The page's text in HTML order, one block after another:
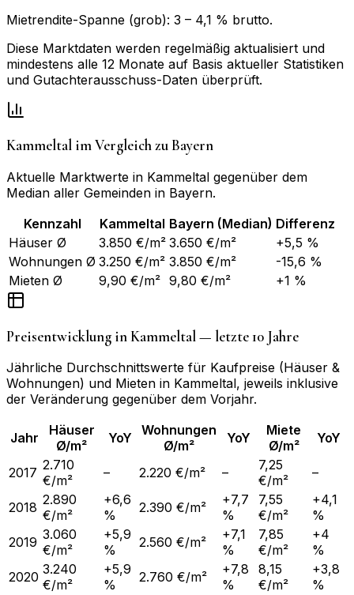
Mietrendite-Spanne (grob): 3 – 4,1 % brutto.
Diese Marktdaten werden regelmäßig aktualisiert und
mindestens alle 12 Monate auf Basis aktueller Statistiken
und Gutachterausschuss-Daten überprüft.
Kammeltal im Vergleich zuBayern
Aktuelle Marktwerte in Kammeltal gegenüber dem
Median aller Gemeinden in Bayern.
Kennzahl
Kammeltal Bayern (Median) Differenz
Häuser Ø
3.850 €/m² 3.650 €/m²
+5,5 %
Wohnungen Ø 3.250 €/m² 3.850 €/m²
-15,6 %
Mieten Ø
9,90 €/m² 9,80 €/m² +1 %
Preisentwicklung inKammeltal— letzte 10 Jahre
Jährliche Durchschnittswerte für Kaufpreise (Häuser &
Wohnungen) und Mieten in Kammeltal, jeweils inklusive
der Veränderung gegenüber dem Vorjahr.
Jahr
Häuser
Ø/m²
YoY
Wohnungen
Ø/m²
YoY
Miete
Ø/m²
YoY
2017 2.710
€/m²
– 2.220 €/m² –
7,25
€/m²
–
2018 2.890
€/m²
+6,6
%
2.390 €/m²
+7,7
%
7,55
€/m²
+4,1
%
2019 3.060
€/m²
+5,9
%
2.560 €/m²
+7,1
%
7,85
€/m²
+4
%
2020 3.240
€/m²
+5,9
%
2.760 €/m²
+7,8
%
8,15
€/m²
+3,8
%